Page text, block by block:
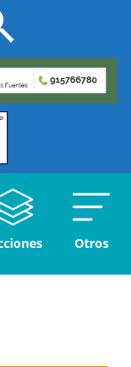
Otros